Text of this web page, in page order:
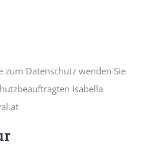
zum Datenschutz wenden Sie
Isabella